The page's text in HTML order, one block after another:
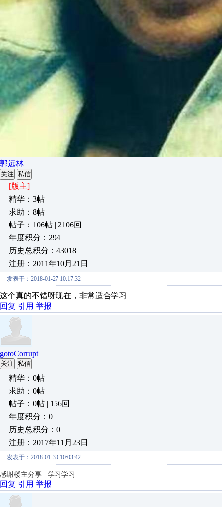
郭远林
关注 私信
[版主]
精华：3帖
求助：8帖
帖子：106帖 | 2106回
年度积分：294
历史总积分：43018
注册：2011年10月21日
发表于：2018-01-27 10:17:32
这个真的不错呀现在，非常适合学习
回复 引用 举报
gotoCorrupt
关注 私信
精华：0帖
求助：0帖
帖子：0帖 | 156回
年度积分：0
历史总积分：0
注册：2017年11月23日
发表于：2018-01-30 10:03:42
感谢楼主分享 学习学习
回复 引用 举报